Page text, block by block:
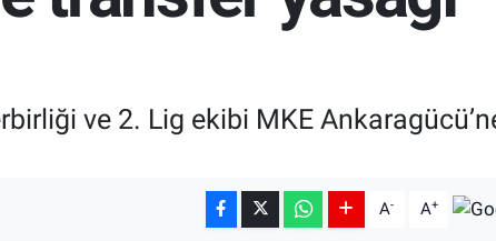
ve 2. Lig ekibi MKE
A- A+